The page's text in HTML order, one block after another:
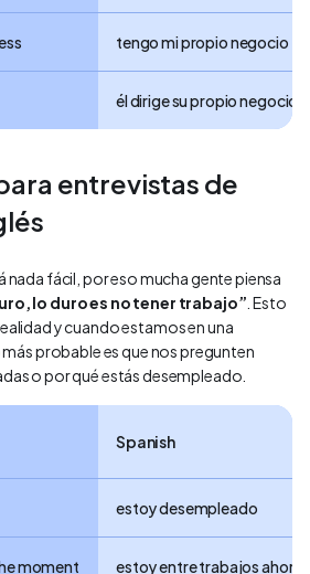
tengo mi propio negocio
él dirige su propio negocio
entrevistas de
nada fácil, por eso mucha gente piensa
lo duro es no tener trabajo” . Esto
y cuando estamos en una
probable es que nos pregunten
o por qué estás desempleado.
Spanish
estoy desempleado
moment
estoy entre trabajos ahora